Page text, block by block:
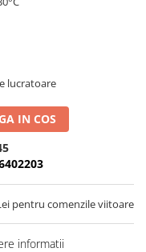
lucratoare
IN COS
pentru comenzile viitoare
informatii